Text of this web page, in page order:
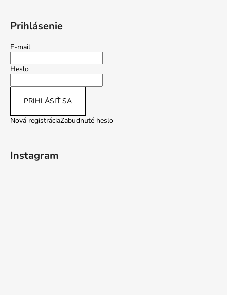
Prihlásenie
E-mail
Heslo
PRIHLÁSIŤ SA
Nová registráciaZabudnuté heslo
Instagram